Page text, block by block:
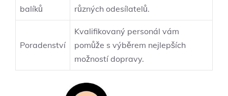
balíků
různých odesílatelů.
Poradenství
Kvalifikovaný personál vám
pomůže s výběrem nejlepších
možností dopravy.